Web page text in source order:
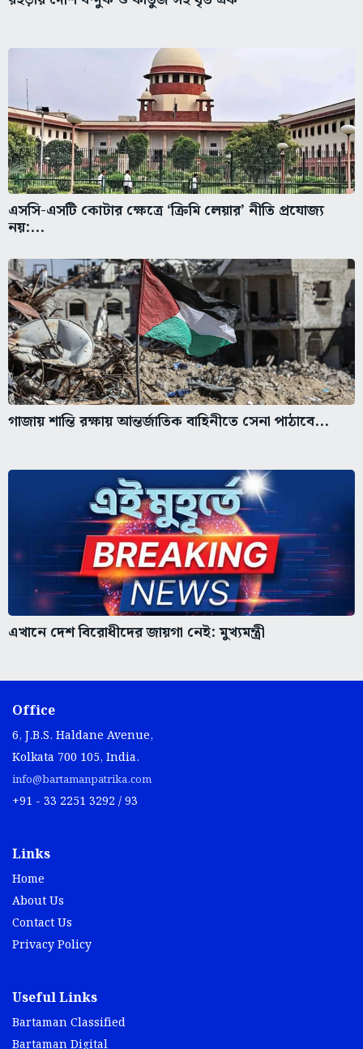
এসসি-এসটি কোটার ক্ষেত্রে ‘ক্রিমি লেয়ার’ নীতি প্রযোজ্য
নয়:...
গাজায় শান্তি রক্ষায় আন্তর্জাতিক বাহিনীতে সেনা পাঠাবে...
এখানে দেশ বিরোধীদের জায়গা নেই: মুখ্যমন্ত্রী
Office
6, J.B.S. Haldane Avenue,
Kolkata 700 105, India.
info@bartamanpatrika.com
+91 - 33 2251 3292 / 93
Links
Home
About Us
Contact Us
Privacy Policy
Useful Links
Bartaman Classified
Bartaman Digital